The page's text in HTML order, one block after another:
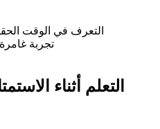
التعرف في الوقت
تجربة
التعلم أثناء